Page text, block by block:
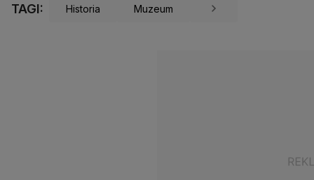
TAGI: Historia Muzeum